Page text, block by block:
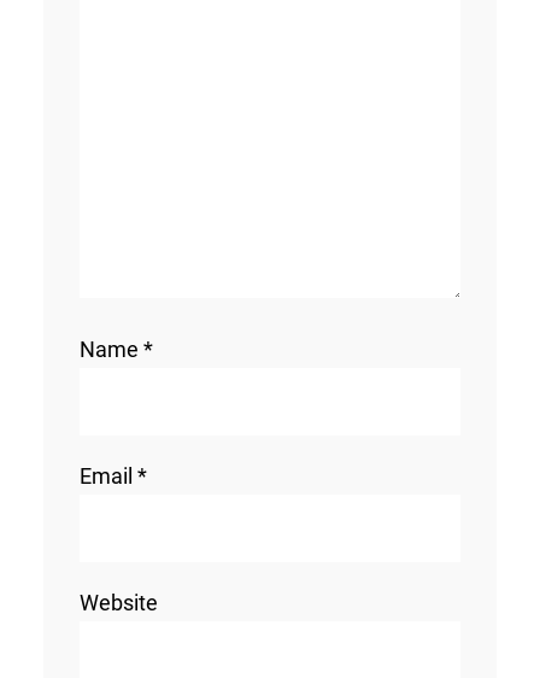
Name *
Email *
Website